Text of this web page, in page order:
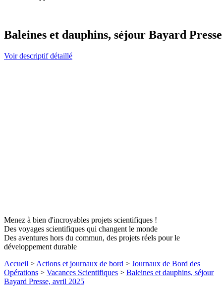
Baleines et dauphins, séjour Bayard
Voir descriptif détaillé
Menez à bien d'incroyables projets scientifiques !
Des voyages scientifiques qui changent le monde
Des aventures hors du commun, des projets réels pour le
développement durable
Accueil > Actions et journaux de bord > Journaux de Bord des
Opérations > Vacances Scientifiques > Baleines et dauphins, séjour
Bayard Presse, avril 2025